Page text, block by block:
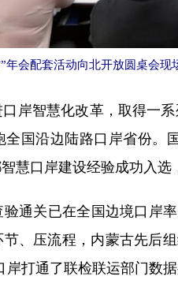
年会配套活动向北开放圆桌会现
智慧化改革，取得一系
国沿边陆路口岸省份
慧口岸建设经验成功入
关已在全国边境口岸率
、压流程，内蒙古先后
岸打通了联检联运部门数